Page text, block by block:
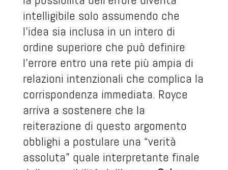
intelligibile solo assumendo che
l’idea sia inclusa in un intero di
ordine superiore che può definire
l’errore entro una rete più ampia di
relazioni intenzionali che complica la
corrispondenza immediata. Royce
arriva a sostenere che la
reiterazione di questo argomento
obblighi a postulare una “verità
assoluta” quale interpretante finale